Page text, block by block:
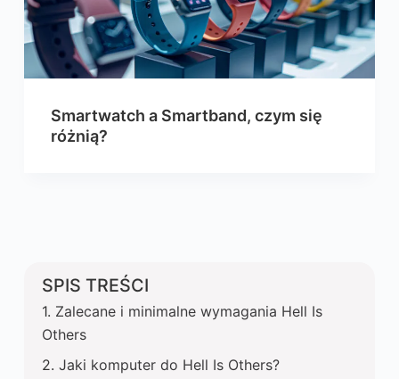
Smartwatch a Smartband, czym się
różnią?
SPIS TREŚCI
Zalecane i minimalne wymagania Hell Is
Others
Jaki komputer do Hell Is Others?